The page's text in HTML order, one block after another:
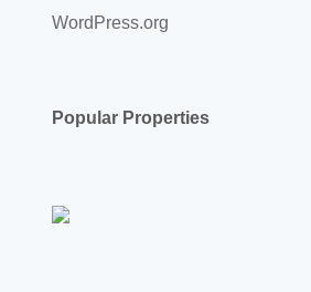
WordPress.org
Popular Properties